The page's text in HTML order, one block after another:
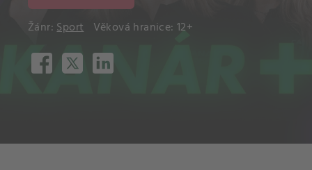
Žánr:Sport Věková hranice: 12+